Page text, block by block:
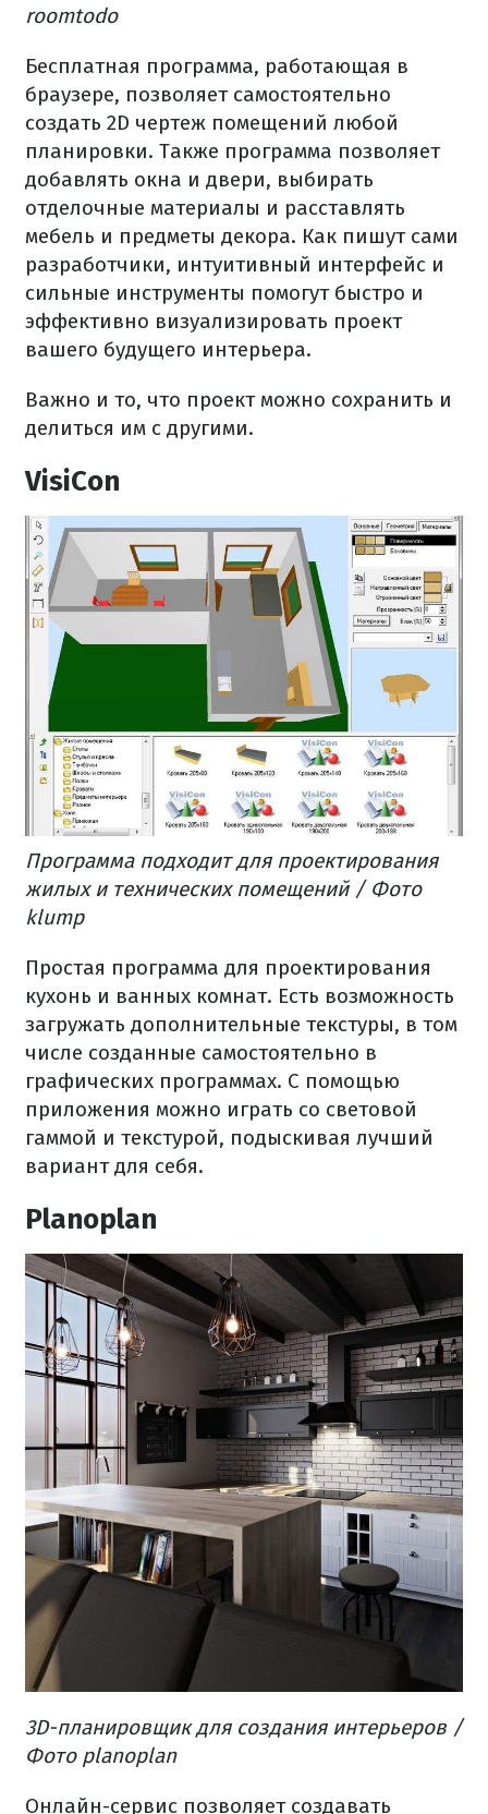
roomtodo
Бесплатная программа, работающая в
браузере, позволяет самостоятельно
создать 2D чертеж помещений любой
планировки. Также программа позволяет
добавлять окна и двери, выбирать
отделочные материалы и расставлять
мебель и предметы декора. Как пишут сами
разработчики, интуитивный интерфейс и
сильные инструменты помогут быстро и
эффективно визуализировать проект
вашего будущего интерьера.
Важно и то, что проект можно сохранить и
делиться им с другими.
VisiCon
Программа подходит для проектирования
жилых и технических помещений / Фото
klump
Простая программа для проектирования
кухонь и ванных комнат. Есть возможность
загружать дополнительные текстуры, в том
числе созданные самостоятельно в
графических программах. С помощью
приложения можно играть со световой
гаммой и текстурой, подыскивая лучший
вариант для себя.
Planoplan
3D-планировщик для создания интерьеров /
Фото planoplan
Онлайн-сервис позволяет создавать